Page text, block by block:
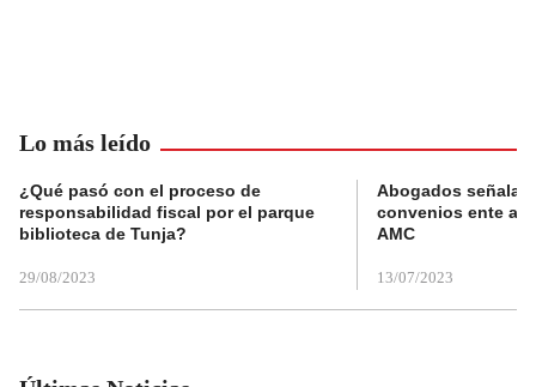
Lo más leído
¿Qué pasó con el proceso de
responsabilidad fiscal por el parque
biblioteca de Tunja?
29/08/2023
Abogados
convenios ente
AMC
13/07/2023